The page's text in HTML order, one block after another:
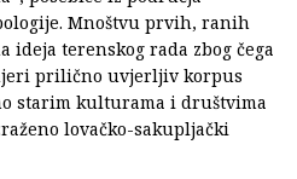
Mnoštvu prvih, ranih
terenskog rada zbog čega
prilično uvjerljiv korpus
starim kulturama i društvima
lovačko-sakupljački